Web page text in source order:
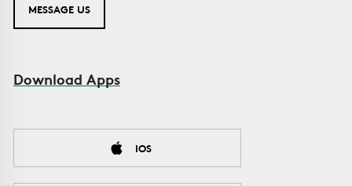
MESSAGE US
Download Apps
IOS